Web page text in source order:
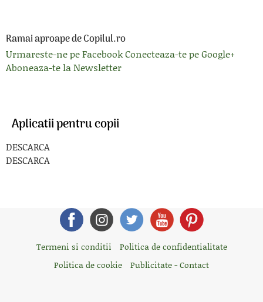
Ramai aproape de Copilul.ro
Urmareste-ne pe FacebookConecteaza-te pe Google+
Aboneaza-te la Newsletter
Aplicatii pentru copii
DESCARCA
DESCARCA
Termeni si conditii
Politica de confidentialitate
Politica de cookie
Publicitate - Contact